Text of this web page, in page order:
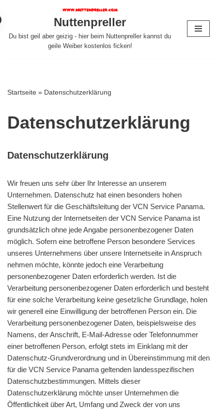
Inhalt
Nuttenpreller
Du bist geil aber geizig - hier beim Nuttenpreller kannst du
geile Weiber kostenlos ficken!
Startseite » Datenschutzerklärung
Datenschutzerklärung
Datenschutzerklärung
Wir freuen uns sehr über Ihr Interesse an unserem
Unternehmen. Datenschutz hat einen besonders hohen
Stellenwert für die Geschäftsleitung der VCN Service Panama.
Eine Nutzung der Internetseiten der VCN Service Panama ist
grundsätzlich ohne jede Angabe personenbezogener Daten
möglich. Sofern eine betroffene Person besondere Services
unseres Unternehmens über unsere Internetseite in Anspruch
nehmen möchte, könnte jedoch eine Verarbeitung
personenbezogener Daten erforderlich werden. Ist die
Verarbeitung personenbezogener Daten erforderlich und besteht
für eine solche Verarbeitung keine gesetzliche Grundlage, holen
wir generell eine Einwilligung der betroffenen Person ein. Die
Verarbeitung personenbezogener Daten, beispielsweise des
Namens, der Anschrift, E-Mail-Adresse oder Telefonnummer
einer betroffenen Person, erfolgt stets im Einklang mit der
Datenschutz-Grundverordnung und in Übereinstimmung mit den
für die VCN Service Panama geltenden landesspezifischen
Datenschutzbestimmungen. Mittels dieser
Datenschutzerklärung möchte unser Unternehmen die
Öffentlichkeit über Art, Umfang und Zweck der von uns